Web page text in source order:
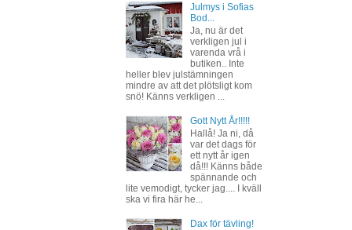
Julmys i Sofias
Bod...
Ja, nu är det
verkligen jul i
varenda vrå i
butiken.. Inte
heller blev julstämningen
mindre av att det plötsligt kom
snö! Känns verkligen ...
Gott Nytt År!!!!!
Hallå! Ja ni, då
var det dags för
ett nytt år igen
då!!! Känns både
spännande och
lite vemodigt, tycker jag.... I kväll
ska vi fira här he...
Dax för tävling!